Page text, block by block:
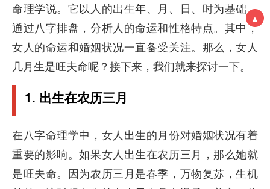
命理学说。它以人的出生年、月、日、时为基础，
通过八字排盘，分析人的命运和性格特点。其中，
女人的命运和婚姻状况一直备受关注。那么，女人
几月生是旺夫命呢？接下来，我们就来探讨一下。
1. 出生在农历三月
在八字命理学中，女人出生的月份对婚姻状况有着
重要的影响。如果女人出生在农历三月，那么她就
是旺夫命。因为农历三月是春季，万物复苏，生机
▲